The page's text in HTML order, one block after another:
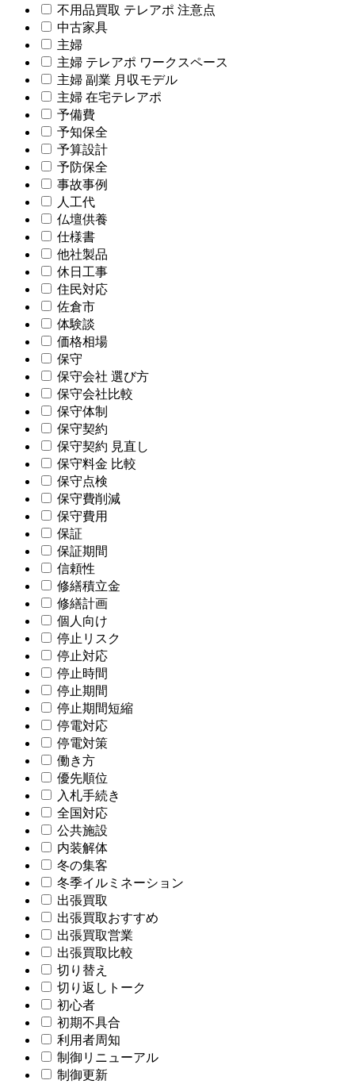
不用品買取 テレアポ 注意点
中古家具
主婦
主婦 テレアポ ワークスペース
主婦 副業 月収モデル
主婦 在宅テレアポ
予備費
予知保全
予算設計
予防保全
事故事例
人工代
仏壇供養
仕様書
他社製品
休日工事
住民対応
佐倉市
体験談
価格相場
保守
保守会社 選び方
保守会社比較
保守体制
保守契約
保守契約 見直し
保守料金 比較
保守点検
保守費削減
保守費用
保証
保証期間
信頼性
修繕積立金
修繕計画
個人向け
停止リスク
停止対応
停止時間
停止期間
停止期間短縮
停電対応
停電対策
働き方
優先順位
入札手続き
全国対応
公共施設
内装解体
冬の集客
冬季イルミネーション
出張買取
出張買取おすすめ
出張買取営業
出張買取比較
切り替え
切り返しトーク
初心者
初期不具合
利用者周知
制御リニューアル
制御更新